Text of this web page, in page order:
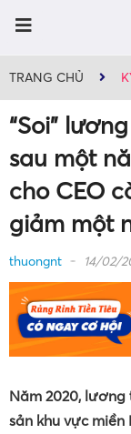
TRANG CHỦ
“Soi”
sau một
cho CEO
giảm một
thuongnt 14/02/
Năm 2020,
sản khu vực